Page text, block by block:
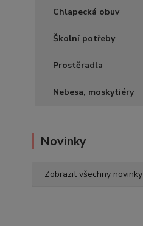
Chlapecká obuv
Školní potřeby
Prostěradla
Nebesa, moskytiéry
Novinky
Zobrazit všechny novinky